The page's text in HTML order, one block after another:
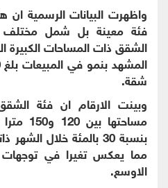
واظهرت البيانات الرسمية
فئة معينة بل شمل
شقة.
وبينت الارقام ان فئة
مما يعكس تغيرا في توجهات
الاوسع.